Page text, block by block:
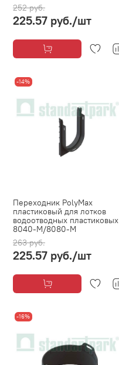
252 руб.
225.57 руб./шт
-14%
Переходник PolyMax
пластиковый для лотков
водоотводных пластиковых
8040-М/8080-М
263 руб.
225.57 руб./шт
-16%